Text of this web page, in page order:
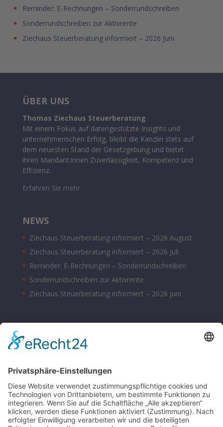
Reminder: E-Rechnungen – Sonderrundschreiben
Sonderrundschreiben zur Aktivrente
Ziechaus Steuerberatung informiert – 2026 Juni
ÜBER UNS
Thomas Ziechaus Steuerberatung
Mit einem Fokus auf datengestützte Insights und
unternehmerischen Erfolg, bleibt die Kanzlei stets auf
dem neuesten Stand der Gesetzgebung und bietet
ihren Mandant:innen Zuverlässigkeit, Kompetenz und
Effizienz.
Erfahren Sie mehr
NEWS
Ziechaus Steuerberatung informiert – 2026 August
Ziechaus Steuerberatung informiert – 2026 Juli
Reminder: E-Rechnungen – Sonderrundschreiben
Sonderrundschreiben zur Aktivrente
Ziechaus Steuerberatung informiert – 2026 Juni
Montag – Donnerstag 08:00 – 17:00 Uhr
Samstag nach Vereinbarung
Parkplätze sind hinter dem Bürohaus vorhanden.
SONSTIGE